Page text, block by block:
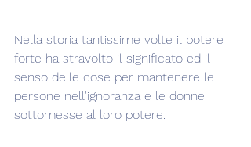
Nella storia tantissime volte il potere
forte ha stravolto il significato ed il
senso delle cose per mantenere le
persone nell'ignoranza e le donne
sottomesse al loro potere.